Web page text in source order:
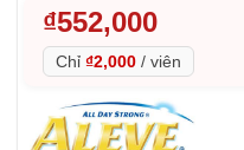
₫552,000
Chỉ ₫2,000 / viên